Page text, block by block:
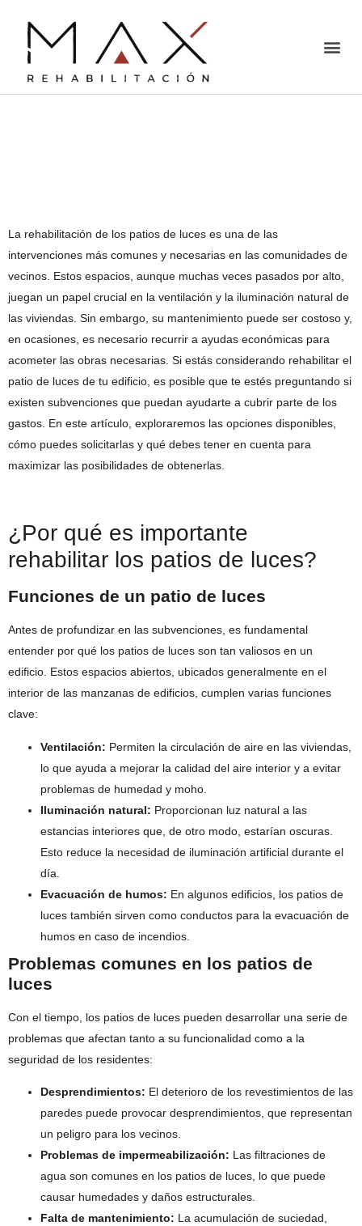
La rehabilitación de los patios de luces es una de las
intervenciones más comunes y necesarias en las comunidades de
vecinos. Estos espacios, aunque muchas veces pasados por alto,
juegan un papel crucial en la ventilación y la iluminación natural de
las viviendas. Sin embargo, su mantenimiento puede ser costoso y,
en ocasiones, es necesario recurrir a ayudas económicas para
acometer las obras necesarias. Si estás considerando rehabilitar el
patio de luces de tu edificio, es posible que te estés preguntando si
existen subvenciones que puedan ayudarte a cubrir parte de los
gastos. En este artículo, exploraremos las opciones disponibles,
cómo puedes solicitarlas y qué debes tener en cuenta para
maximizar las posibilidades de obtenerlas.
¿Por qué es importante
rehabilitar los patios de luces?
Funciones de un patio de luces
Antes de profundizar en las subvenciones, es fundamental
entender por qué los patios de luces son tan valiosos en un
edificio. Estos espacios abiertos, ubicados generalmente en el
interior de las manzanas de edificios, cumplen varias funciones
clave:
Ventilación: Permiten la circulación de aire en las viviendas,
lo que ayuda a mejorar la calidad del aire interior y a evitar
problemas de humedad y moho.
Iluminación natural: Proporcionan luz natural a las
estancias interiores que, de otro modo, estarían oscuras.
Esto reduce la necesidad de iluminación artificial durante el
día.
Evacuación de humos: En algunos edificios, los patios de
luces también sirven como conductos para la evacuación de
humos en caso de incendios.
Problemas comunes en los patios de
luces
Con el tiempo, los patios de luces pueden desarrollar una serie de
problemas que afectan tanto a su funcionalidad como a la
seguridad de los residentes:
Desprendimientos: El deterioro de los revestimientos de las
paredes puede provocar desprendimientos, que representan
un peligro para los vecinos.
Problemas de impermeabilización: Las filtraciones de
agua son comunes en los patios de luces, lo que puede
causar humedades y daños estructurales.
Falta de mantenimiento: La acumulación de suciedad,